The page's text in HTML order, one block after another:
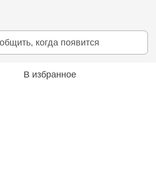
когда появится
В избранное